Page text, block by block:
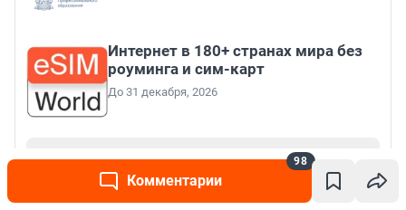
Комментарии
98
Интернет в 180+ странах мира без
роуминга и сим-карт
До 31 декабря, 2026